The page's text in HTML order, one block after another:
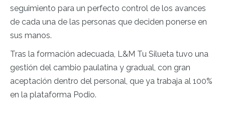
seguimiento para un perfecto control de los avances
de cada una de las personas que deciden ponerse en
sus manos.
Tras la formación adecuada, L&M Tu Silueta tuvo una
gestión del cambio paulatina y gradual, con gran
aceptación dentro del personal, que ya trabaja al 100%
en la plataforma Podio.